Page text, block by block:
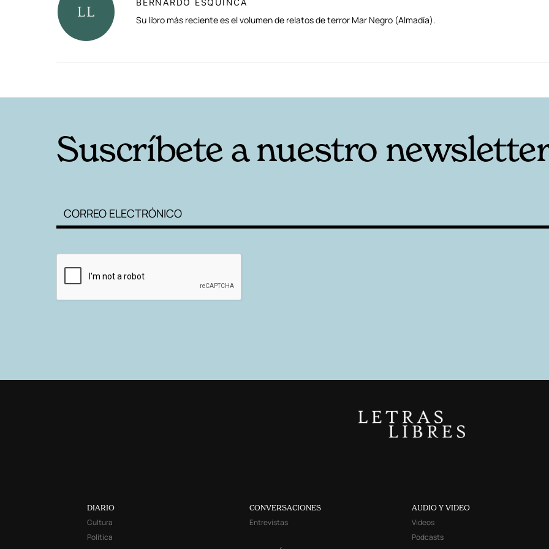
BERNARDO ESQUINCA
Su libro más reciente es el volumen de relatos de terror Mar Negro (Almadía).
Suscríbete a nuestro
DIARIO
Cultura
Política
CONVERSACIONES
Entrevistas
AUDIO Y VIDEO
Videos
Podcasts